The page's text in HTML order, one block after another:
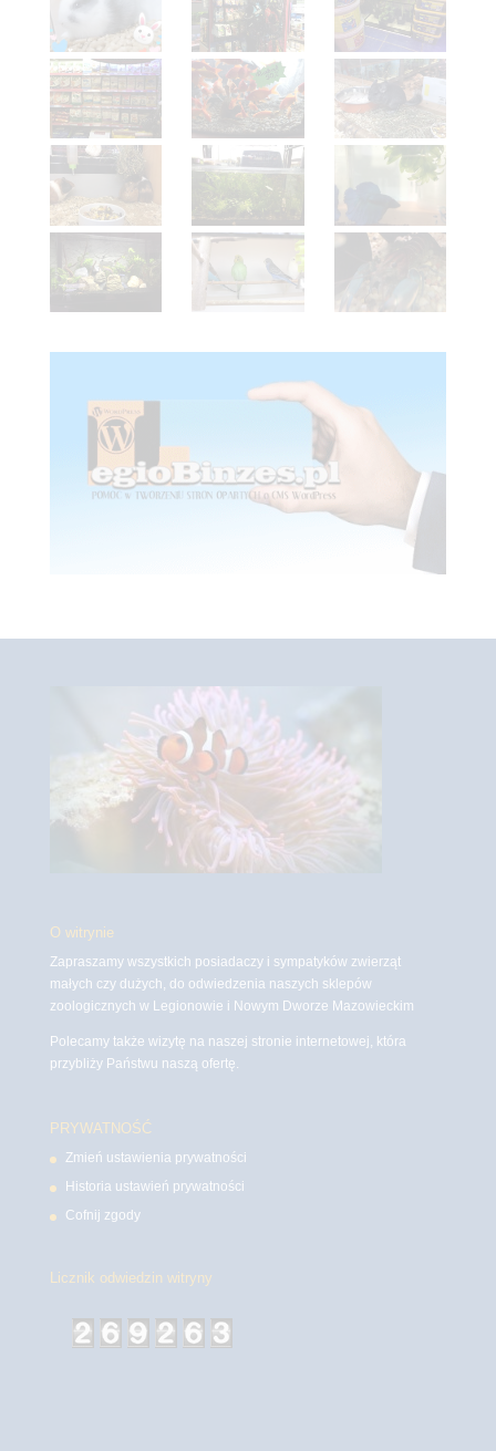
O witrynie
Zapraszamy wszystkich posiadaczy i sympatyków zwierząt
małych czy dużych, do odwiedzenia naszych sklepów
zoologicznych w Legionowie i Nowym Dworze Mazowieckim
Polecamy także wizytę na naszej stronie internetowej, która
przybliży Państwu naszą ofertę.
PRYWATNOŚĆ
Zmień ustawienia prywatności
Historia ustawień prywatności
Cofnij zgody
Licznik odwiedzin witryny